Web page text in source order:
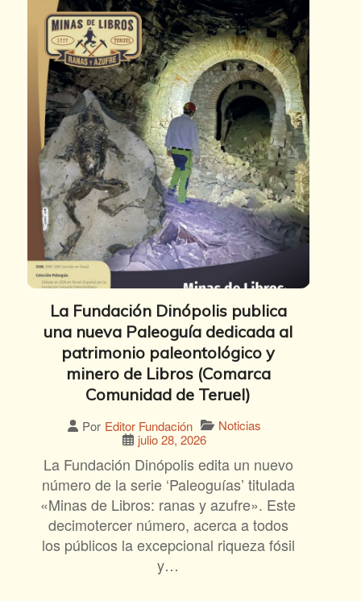
La Fundación Dinópolis publica
una nueva Paleoguía dedicada al
patrimonio paleontológico y
minero de Libros (Comarca
Comunidad de Teruel)
Por Editor Fundación
Noticias
julio 28, 2026
La Fundación Dinópolis edita un nuevo
número de la serie ‘Paleoguías’ titulada
«Minas de Libros: ranas y azufre». Este
decimotercer número, acerca a todos
los públicos la excepcional riqueza fósil
y…